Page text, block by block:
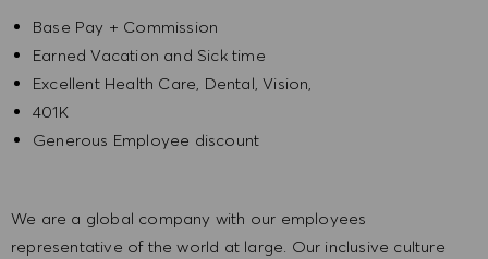
Base Pay + Commission
Earned Vacation and Sick time
Excellent Health Care, Dental, Vision,
401K
Generous Employee discount
We are a global company with our employees
representative of the world at large. Our inclusive culture